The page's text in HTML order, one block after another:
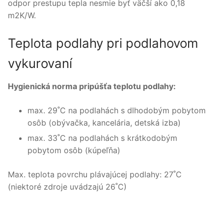
odpor prestupu tepla nesmie byť väčší ako 0,18
m2K/W.
Teplota podlahy pri podlahovom
vykurovaní
Hygienická norma pripúšťa teplotu podlahy:
max. 29˚C na podlahách s dlhodobým pobytom
osôb (obývačka, kancelária, detská izba)
max. 33˚C na podlahách s krátkodobým
pobytom osôb (kúpeľňa)
Max. teplota povrchu plávajúcej podlahy: 27˚C
(niektoré zdroje uvádzajú 26˚C)